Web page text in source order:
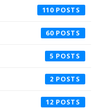
110
60
5
2
12